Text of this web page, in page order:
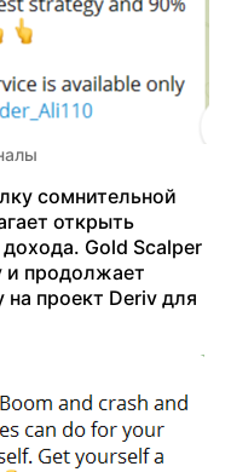
сомнительной
открыть
Gold Scalper
и продолжает
на проект Deriv для